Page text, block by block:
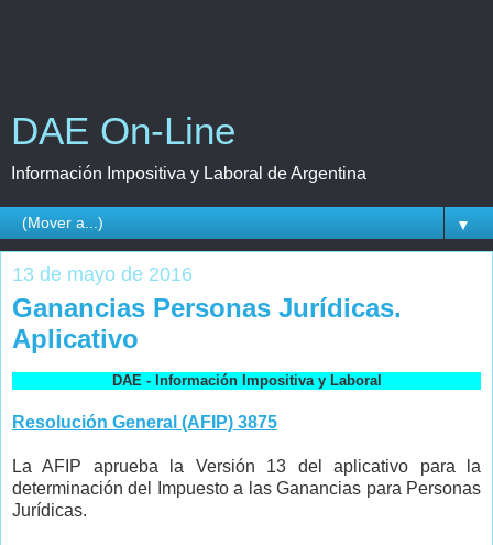
DAE On-Line
Información Impositiva y Laboral de Argentina
▼
13 de mayo de 2016
Ganancias Personas Jurídicas.
Aplicativo
DAE - Información Impositiva y Laboral
Resolución General (AFIP) 3875
La AFIP aprueba la Versión 13 del aplicativo para la
determinación del Impuesto a las Ganancias para Personas
Jurídicas.